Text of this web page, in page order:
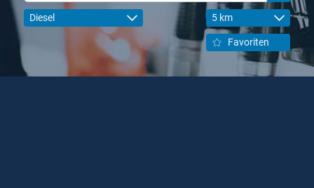
Diesel 5 km
Favoriten